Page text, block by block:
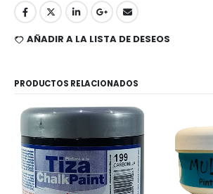
AÑADIR A LA LISTA DE DESEOS
PRODUCTOS RELACIONADOS